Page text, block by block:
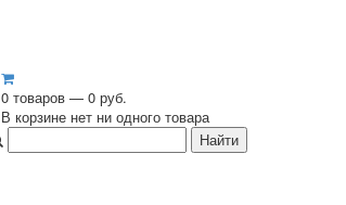
0 товаров — 0 руб.
В корзине нет ни одного товара